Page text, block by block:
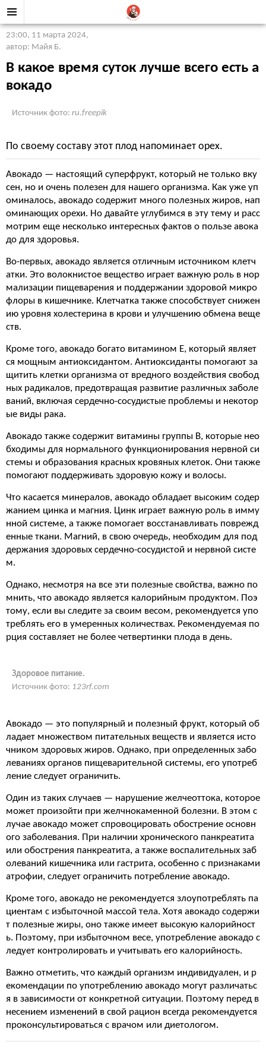
23:00, 11 марта 2024,
автор: Майя Б.
В какое время суток лучше всего есть а
вокадо
Источник фото: ru.freepik
По своему составу этот плод напоминает орех.
Авокадо — настоящий суперфрукт, который не только вку
сен, но и очень полезен для нашего организма. Как уже уп
оминалось, авокадо содержит много полезных жиров, нап
оминающих орехи. Но давайте углубимся в эту тему и расс
мотрим еще несколько интересных фактов о пользе авока
до для здоровья.
Во-первых, авокадо является отличным источником клетч
атки. Это волокнистое вещество играет важную роль в нор
мализации пищеварения и поддержании здоровой микро
флоры в кишечнике. Клетчатка также способствует снижен
ию уровня холестерина в крови и улучшению обмена веще
ств.
Кроме того, авокадо богато витамином Е, который являет
ся мощным антиоксидантом. Антиоксиданты помогают за
щитить клетки организма от вредного воздействия свобод
ных радикалов, предотвращая развитие различных заболе
ваний, включая сердечно-сосудистые проблемы и некотор
ые виды рака.
Авокадо также содержит витамины группы В, которые нео
бходимы для нормального функционирования нервной си
стемы и образования красных кровяных клеток. Они также
помогают поддерживать здоровую кожу и волосы.
Что касается минералов, авокадо обладает высоким содер
жанием цинка и магния. Цинк играет важную роль в имму
нной системе, а также помогает восстанавливать поврежд
енные ткани. Магний, в свою очередь, необходим для под
держания здоровых сердечно-сосудистой и нервной систе
м.
Однако, несмотря на все эти полезные свойства, важно по
мнить, что авокадо является калорийным продуктом. Поэ
тому, если вы следите за своим весом, рекомендуется упо
треблять его в умеренных количествах. Рекомендуемая по
рция составляет не более четвертинки плода в день.
Здоровое питание.
Источник фото: 123rf.com
Авокадо — это популярный и полезный фрукт, который об
ладает множеством питательных веществ и является исто
чником здоровых жиров. Однако, при определенных забо
леваниях органов пищеварительной системы, его употреб
ление следует ограничить.
Один из таких случаев — нарушение желчеоттока, которое
может произойти при желчнокаменной болезни. В этом с
лучае авокадо может спровоцировать обострение основн
ого заболевания. При наличии хронического панкреатита
или обострения панкреатита, а также воспалительных заб
олеваний кишечника или гастрита, особенно с признаками
атрофии, следует ограничить потребление авокадо.
Кроме того, авокадо не рекомендуется злоупотреблять па
циентам с избыточной массой тела. Хотя авокадо содержи
т полезные жиры, оно также имеет высокую калорийност
ь. Поэтому, при избыточном весе, употребление авокадо с
ледует контролировать и учитывать его калорийность.
Важно отметить, что каждый организм индивидуален, и р
екомендации по употреблению авокадо могут различатьс
я в зависимости от конкретной ситуации. Поэтому перед в
несением изменений в свой рацион всегда рекомендуется
проконсультироваться с врачом или диетологом.